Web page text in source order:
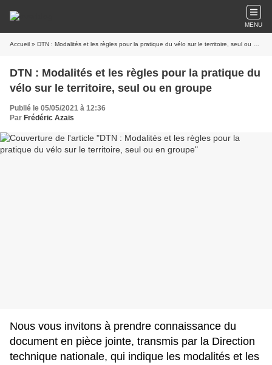
MENU
Accueil » DTN : Modalités et les règles pour la pratique du vélo sur le territoire, seul ou en groupe
DTN : Modalités et les règles pour la pratique du
vélo sur le territoire, seul ou en groupe
Publié le 05/05/2021 à 12:36
Par Frédéric Azaïs
Nous vous invitons à prendre connaissance du
document en pièce jointe, transmis par la Direction
technique nationale, qui indique les modalités et les